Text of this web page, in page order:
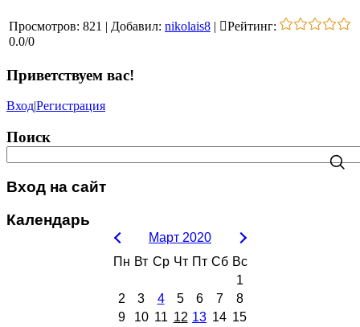
Просмотров: 821 | Добавил: nikolais8 | Рейтинг:
0.0/0
Приветствуем вас!
Вход|Регистрация
Поиск
Вход на сайт
Календарь
Март 2020
Пн Вт Ср Чт Пт Сб Вс
1
2
3 4 5 6 7
8
9
10 11 12 13 14 15